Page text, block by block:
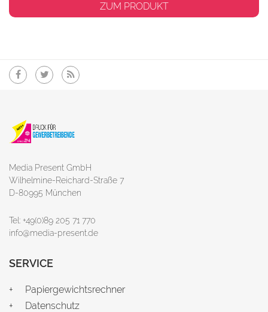
ZUM PRODUKT
Media Present GmbH
Wilhelmine-Reichard-Straße 7
D-80995 München
Tel: +49(0)89 205 71 770
info@media-present.de
SERVICE
Papiergewichtsrechner
Datenschutz